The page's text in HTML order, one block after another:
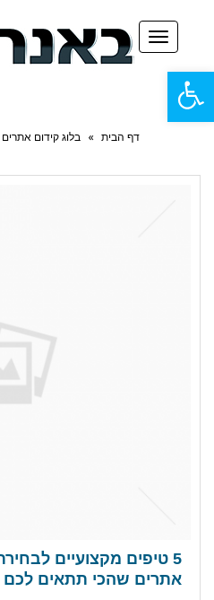
תפריט
דף הבית » בלוג קידום
5 טיפים מקצועיים
אתרים שהכי תתאים לכם
פתח
סרגל
נגישות